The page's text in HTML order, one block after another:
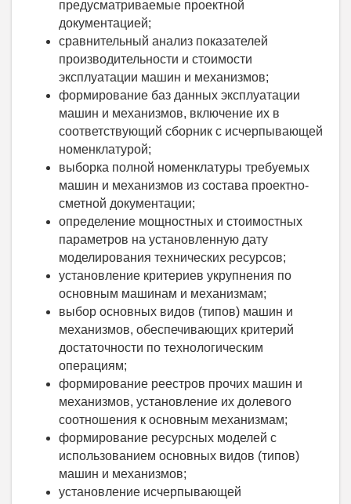
предусматриваемые проектной
документацией;
сравнительный анализ показателей
производительности и стоимости
эксплуатации машин и механизмов;
формирование баз данных эксплуатации
машин и механизмов, включение их в
соответствующий сборник с исчерпывающей
номенклатурой;
выборка полной номенклатуры требуемых
машин и механизмов из состава проектно-
сметной документации;
определение мощностных и стоимостных
параметров на установленную дату
моделирования технических ресурсов;
установление критериев укрупнения по
основным машинам и механизмам;
выбор основных видов (типов) машин и
механизмов, обеспечивающих критерий
достаточности по технологическим
операциям;
формирование реестров прочих машин и
механизмов, установление их долевого
соотношения к основным механизмам;
формирование ресурсных моделей с
использованием основных видов (типов)
машин и механизмов;
установление исчерпывающей